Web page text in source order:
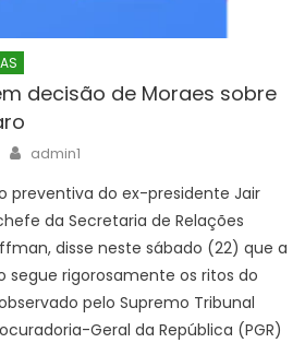
decisão de Moraes sobre
Author
admin1
preventiva do ex-presidente Jair
da Secretaria de Relações
disse neste sábado (22) que a
segue rigorosamente os ritos do
pelo Supremo Tribunal
Geral da República (PGR)